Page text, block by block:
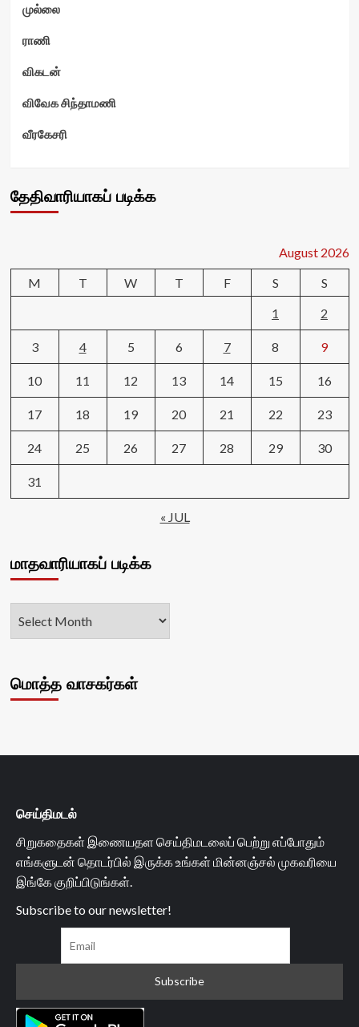
முல்லை
ராணி
விகடன்
விவேக சிந்தாமணி
வீரகேசரி
தேதிவாரியாகப் படிக்க
August 2026
M
T W T F S
S
1
2
3 4 5 6 7 8 9
10 11 12 13 14 15 16
17 18 19 20 21 22 23
24 25 26 27 28 29 30
31
« JUL
மாதவாரியாகப் படிக்க
மொத்த வாசகர்கள்
செய்திமடல்
சிறுகதைகள் இணையதள செய்திமடலைப் பெற்று எப்போதும்
எங்களுடன் தொடர்பில் இருக்க உங்கள் மின்னஞ்சல் முகவரியை
இங்கே குறிப்பிடுங்கள்.
Subscribe to our newsletter!